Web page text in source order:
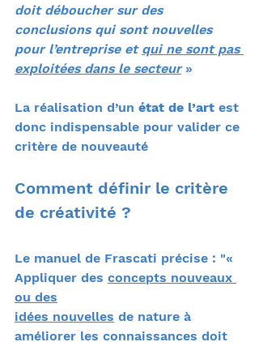
doit déboucher sur des
conclusions qui sont nouvelles
pour l’entreprise et qui ne sont pas
exploitées dans le secteur »
La réalisation d’un état de l’art est
donc indispensable pour valider ce
critère de nouveauté
Comment définir le critère
de créativité ?
Le manuel de Frascati précise : "«
Appliquer des concepts nouveaux
ou des
idées nouvelles de nature à
améliorer les connaissances doit